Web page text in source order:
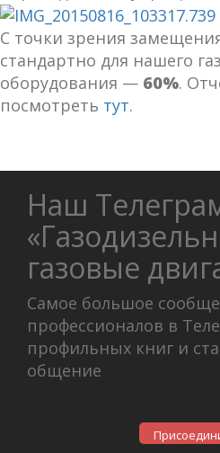
С точки зрения
стандартно для нашего
оборудования — 60%.
посмотреть тут.
Наш
газовые
Самое большое
профессионалов в
профильных книг и
общение